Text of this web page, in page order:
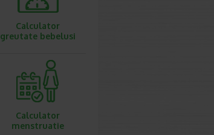
Calculator
greutate bebelusi
Calculator
menstruatie